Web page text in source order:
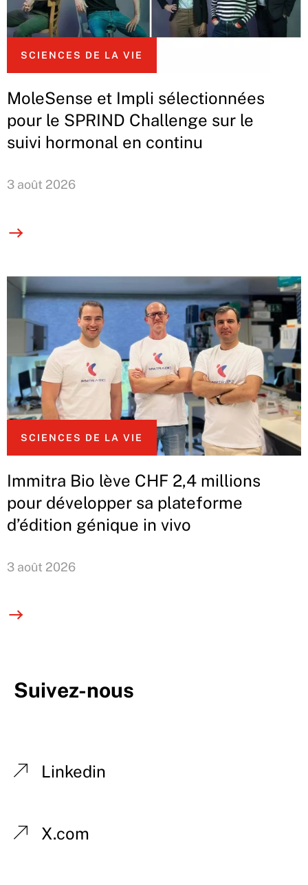
SCIENCES DE LA VIE
MoleSense et Impli sélectionnées
pour le SPRIND Challenge sur le
suivi hormonal en continu
3 août 2026
SCIENCES DE LA VIE
Immitra Bio lève CHF 2,4 millions
pour développer sa plateforme
d’édition génique in vivo
3 août 2026
Suivez-nous
Linkedin
X.com